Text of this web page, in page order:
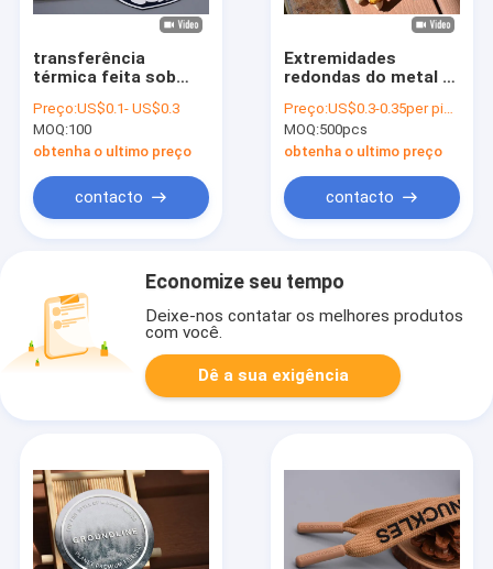
transferência
térmica feita sob
1.0mm que imprime a
etiqueta com
logotipo do silicone
Preço:US$0.1- US$0.3
MOQ:100
obtenha o ultimo preço
contacto
Extremidades
redondas do metal e
cordão do poliéster
dos vestuários 5mm
Preço:US$0.3-0.35per piece
MOQ:500pcs
obtenha o ultimo preço
contacto
Economize seu tempo
Deixe-nos contatar os melhores produtos
com você.
Dê a sua exigência